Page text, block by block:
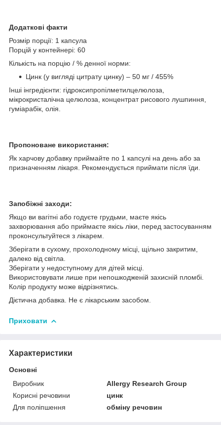
Додаткові факти
Розмір порції: 1 капсула
Порцій у контейнері: 60
Кількість на порцію / % денної норми:
Цинк (у вигляді цитрату цинку) – 50 мг / 455%
Інші інгредієнти: гідроксипропілметилцелюлоза,
мікрокристалічна целюлоза, концентрат рисового лушпиння,
гуміарабік, олія.
Пропоноване використання:
Як харчову добавку приймайте по 1 капсулі на день або за
призначенням лікаря. Рекомендується приймати після їди.
Запобіжні заходи:
Якщо ви вагітні або годуєте грудьми, маєте якісь
захворювання або приймаєте якісь ліки, перед застосуванням
проконсультуйтеся з лікарем.
Зберігати в сухому, прохолодному місці, щільно закритим,
далеко від світла.
Зберігати у недоступному для дітей місці.
Використовувати лише при непошкодженій захисній пломбі.
Колір продукту може відрізнятись.
Дієтична добавка. Не є лікарським засобом.
Приховати
Характеристики
Основні
Виробник
Allergy Research Group
Корисні речовини
цинк
Для поліпшення
обміну речовин